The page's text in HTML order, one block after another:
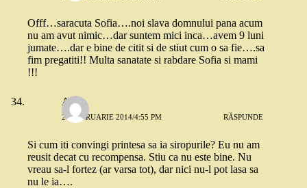
Offf…saracuta Sofia….noi slava domnului pana acum
nu am avut nimic…dar suntem mici inca…avem 9 luni
jumate….dar e bine de citit si de stiut cum o sa fie….sa
fim pregatiti!! Multa sanatate si rabdare Sofia si mami
!!!
Alina
27 FEBRUARIE 2014/4:55 PM RĂSPUNDE
Si cum iti convingi printesa sa ia siropurile? Eu nu am
reusit decat cu recompensa. Stiu ca nu este bine. Nu
vreau sa-l fortez (ar varsa tot), dar nici nu-l pot lasa sa
nu le ia….